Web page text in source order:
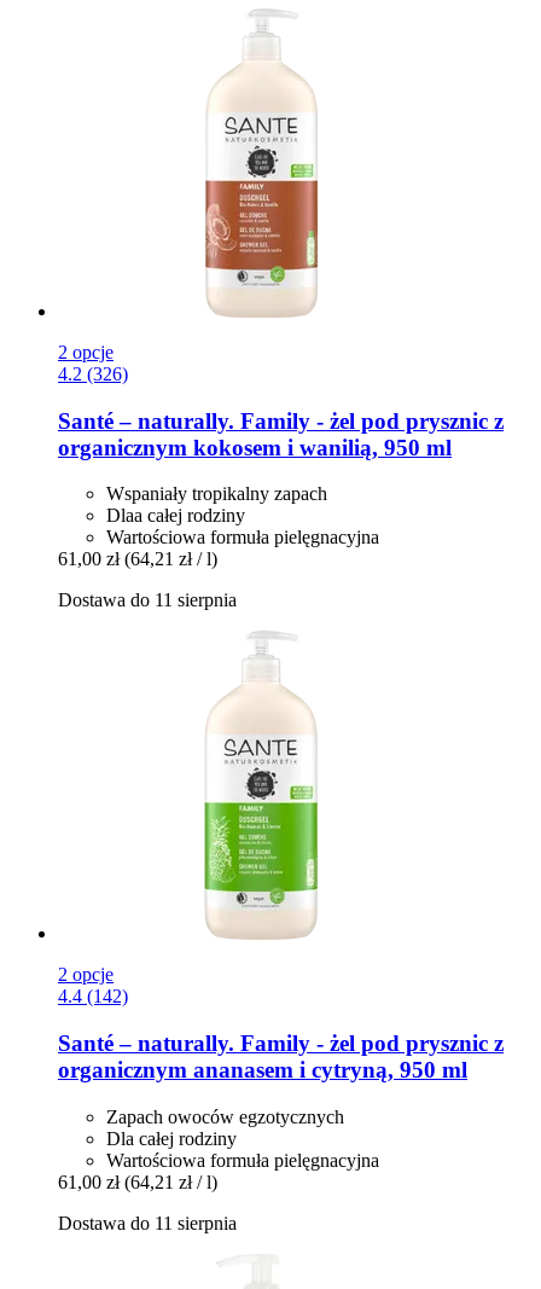
2 opcje
4.2 (326)
Santé – naturally. Family -​ żel pod prysznic z
organicznym kokosem i wanilią, 950 ml
Wspaniały tropikalny zapach
Dlaa całej rodziny
Wartościowa formuła pielęgnacyjna
61,00 zł (64,21 zł / l)
Dostawa do 11 sierpnia
2 opcje
4.4 (142)
Santé – naturally. Family -​ żel pod prysznic z
organicznym ananasem i cytryną, 950 ml
Zapach owoców egzotycznych
Dla całej rodziny
Wartościowa formuła pielęgnacyjna
61,00 zł (64,21 zł / l)
Dostawa do 11 sierpnia